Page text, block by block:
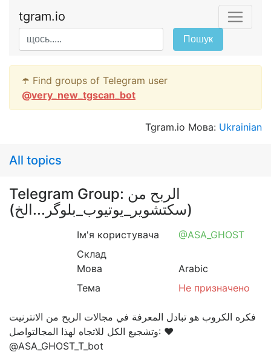
tgram.io
Пошук
☂️ Find groups of Telegram user
@very_new_tgscan_bot
Tgram.io Мова: Ukrainian
All topics
Telegram Group: الربح من
(سكتشوير_يوتيوب_بلوگر...الخ)
Ім'я користувача
@ASA_GHOST
Склад
Мова
Arabic
Тема
Не призначено
فكره الكروب هو تبادل المعرفة في مجالات الربح من الانترنيت
وتشجيع الكل للاتجاه لهذا المجالتواصل: ❤
@ASA_GHOST_T_bot